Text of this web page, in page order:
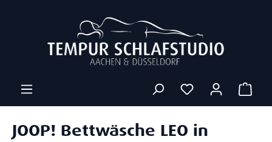
JOOP! Bettwäsche LEO in